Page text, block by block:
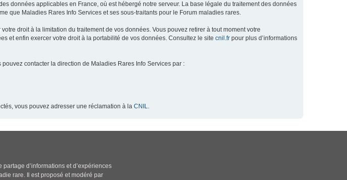
données applicables en France, où est hébergé notre serveur. La base légale du traitement des données
que Maladies Rares Info Services et ses sous-traitants pour le Forum maladies rares.
droit à la limitation du traitement de vos données. Vous pouvez retirer à tout moment votre
et enfin exercer votre droit à la portabilité de vos données. Consultez le site cnil.fr pour plus d’informations
contacter la direction de Maladies Rares Info Services par :
vous pouvez adresser une réclamation à la CNIL.
d’informations et d’expériences
rare. Il est proposé et modéré par